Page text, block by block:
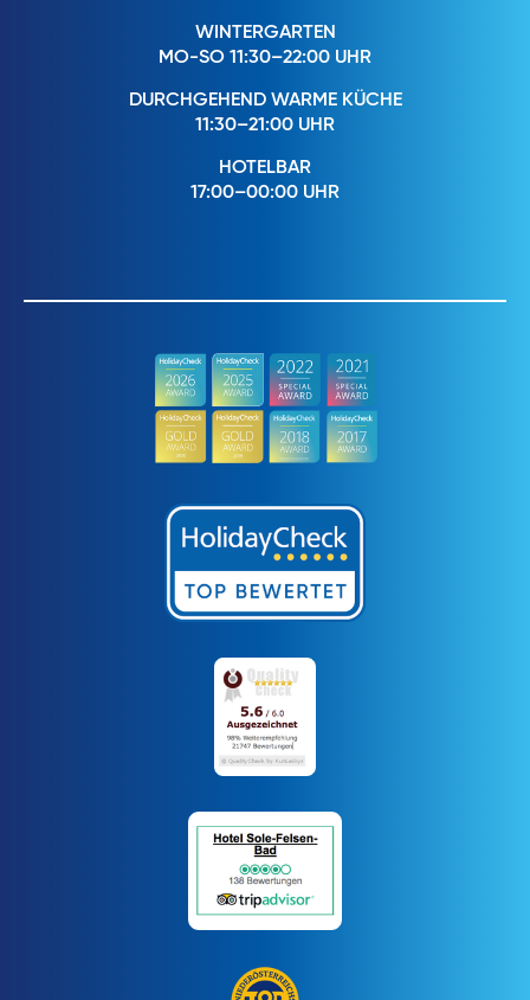
WINTERGARTEN
MO-SO 11:30–22:00 UHR
DURCHGEHEND WARME KÜCHE
11:30–21:00 UHR
HOTELBAR
17:00–00:00 UHR